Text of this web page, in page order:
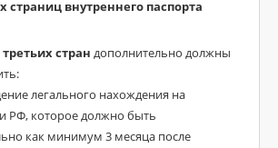
страниц внутреннего паспорта
стран дополнительно должны
легального нахождения на
РФ, которое должно быть
как минимум 3 месяца после